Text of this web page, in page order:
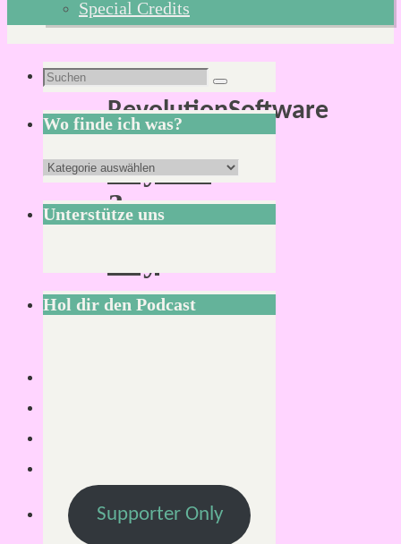
Special Credits
Schlagwort:
RevolutionSoftware
Beyond
a
Steel
Suchen
nach:
Suchen
Wo finde ich was?
Wo
finde
ich
Unterstütze uns
Hol dir den Podcast
Supporter Only